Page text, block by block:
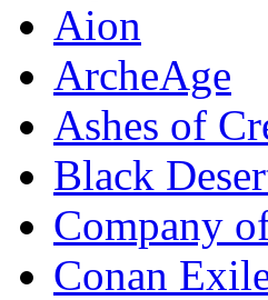
Aion
ArcheAge
Ashes of
Black
Company
Conan